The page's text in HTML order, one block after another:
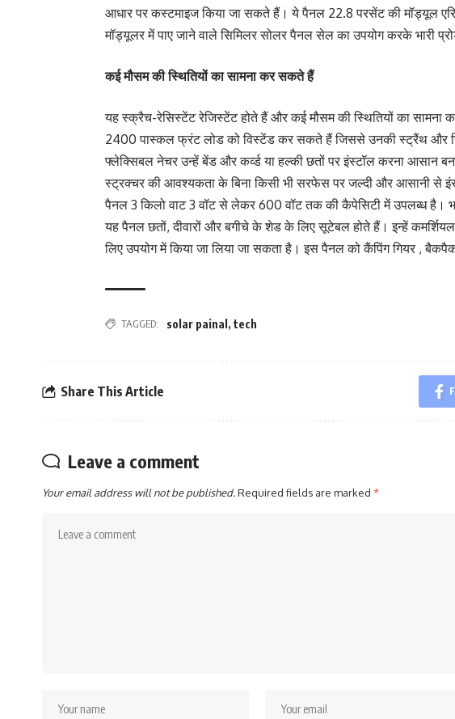
आधार पर कस्टमाइज किया जा सकते हैं। ये पैनल 22.8 परसेंट की मॉड्यूल
मॉड्यूलर में पाए जाने वाले सिमिलर सोलर पैनल सेल का उपयोग करके भारी
कई मौसम की स्थितियों का सामना कर सकते हैं
यह स्क्रैच-रेसिस्टेंट रेजिस्टेंट होते हैं और कई मौसम की स्थितियों का
2400 पास्कल फ्रंट लोड को विस्टेंड कर सकते हैं जिससे उनकी स्ट्रैंथ और
फ्लेक्सिबल नेचर उन्हें बेंड और कर्व्ड या हल्की छतों पर इंस्टॉल करना आसान
स्ट्रक्चर की आवश्यकता के बिना किसी भी सरफेस पर जल्दी और आसानी से
पैनल 3 किलो वाट 3 वॉट से लेकर 600 वॉट तक की कैपेसिटी में उपलब्ध है।
यह पैनल छतों, दीवारों और बगीचे के शेड के लिए सूटेबल होते हैं। इन्हें
लिए उपयोग में किया जा लिया जा सकता है। इस पैनल को कैंपिंग गियर ,
TAGGED: solar painal , tech
Share This Article
Leave a comment
Your email address will not be published.Required fields are marked *